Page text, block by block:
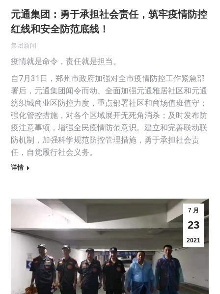
元通集团：勇于承担社会责任，筑牢疫情防控
红线和安全防范底线！
集团新闻
疫情就是命令，责任就是担当。
自7月31日，郑州市政府加强对全市疫情防控工作紧急部
署后，元通集团闻令而动、全面加强元通雅居社区和元通
纺织城商业区防控力度，重点部署社区和商场值班值守；
强化管控措施，对各个区域展开无死角消杀；及时发布防
疫注意事项，增强全民疫情防范意识。建立和完善联动联
防机制，加强科学规范防控管理措施，勇于承担社会责
任，自觉履行社会义务。
详情
7 月
23
2021